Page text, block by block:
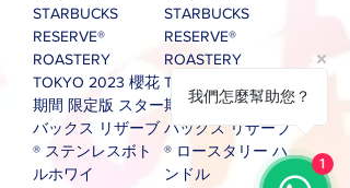
STARBUCKS
RESERVE®
ROASTERY
TOKYO 2023 櫻花
期間 限定版 スター
バックス リザーブ
® ステンレスボト
ルホワイ
STARBUCKS
RESERVE®
ROASTERY
TOKYO 2023 櫻花
期間 限定版 スター
バックス リザーブ
® ロースタリー ハ
ンドル
我們怎麼幫助您？
1